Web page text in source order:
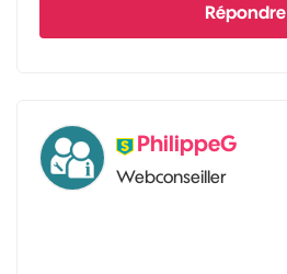
Répondre
PhilippeG
Webconseiller